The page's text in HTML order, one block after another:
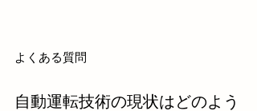
よくある質問
自動運転技術の現状はどのよう